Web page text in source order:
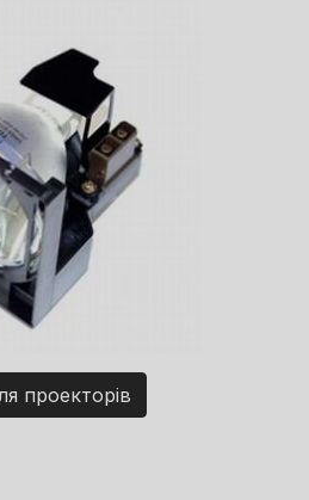
проекторів